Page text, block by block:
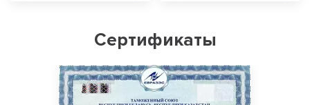
Сертификаты